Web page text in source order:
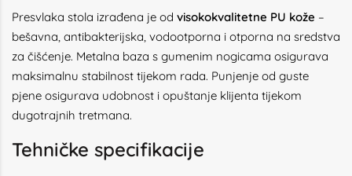
Presvlaka stola izrađena je od visokokvalitetne PU kože –
bešavna, antibakterijska, vodootporna i otporna na sredstva
za čišćenje. Metalna baza s gumenim nogicama osigurava
maksimalnu stabilnost tijekom rada. Punjenje od guste
pjene osigurava udobnost i opuštanje klijenta tijekom
dugotrajnih tretmana.
Tehničke specifikacije